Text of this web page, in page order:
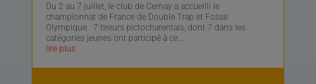
Du 2 au 7 juillet, le club de Cernay a accueilli le
championnat de France de Double Trap et Fosse
Olympique. 7 tireurs pictocharentais, dont 7 dans les
catégories jeunes ont participé à ce...
lire plus